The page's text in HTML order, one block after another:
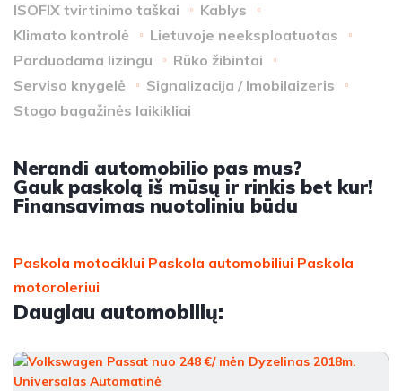
ISOFIX tvirtinimo taškai
Kablys
Klimato kontrolė
Lietuvoje neeksploatuotas
Parduodama lizingu
Rūko žibintai
Serviso knygelė
Signalizacija / Imobilaizeris
Stogo bagažinės laikikliai
Nerandi automobilio pas mus?
Gauk paskolą iš mūsų ir rinkis bet kur!
Finansavimas nuotoliniu būdu
Paskola motociklui Paskola automobiliui Paskola
motoroleriui
Daugiau automobilių: